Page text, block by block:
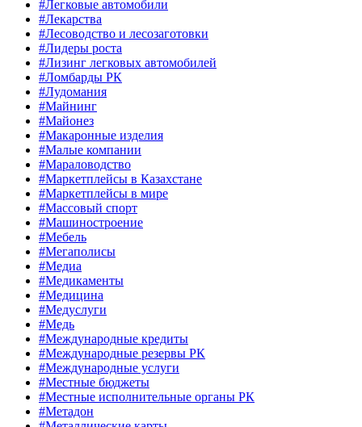
#Легковые автомобили
#Лекарства
#Лесоводство и лесозаготовки
#Лидеры роста
#Лизинг легковых автомобилей
#Ломбарды РК
#Лудомания
#Майнинг
#Майонез
#Макаронные изделия
#Малые компании
#Мараловодство
#Маркетплейсы в Казахстане
#Маркетплейсы в мире
#Массовый спорт
#Машиностроение
#Мебель
#Мегаполисы
#Медиа
#Медикаменты
#Медицина
#Медуслуги
#Медь
#Международные кредиты
#Международные резервы РК
#Международные услуги
#Местные бюджеты
#Местные исполнительные органы РК
#Метадон